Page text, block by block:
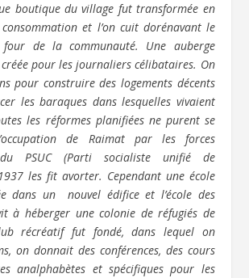
boutique du village fut transformée en
et l’on cuit dorénavant le
de la communauté. Une auberge
pour les journaliers célibataires. On
pour construire des logements décents
les baraques dans lesquelles vivaient
les réformes planifiées ne purent se
de Raimat par les forces
du PSUC (Parti socialiste unifié de
les fit avorter. Cependant une école
dans un nouvel édifice et l’école des
à héberger une colonie de réfugiés de
récréatif fut fondé, dans lequel on
on donnait des conférences, des cours
analphabètes et spécifiques pour les